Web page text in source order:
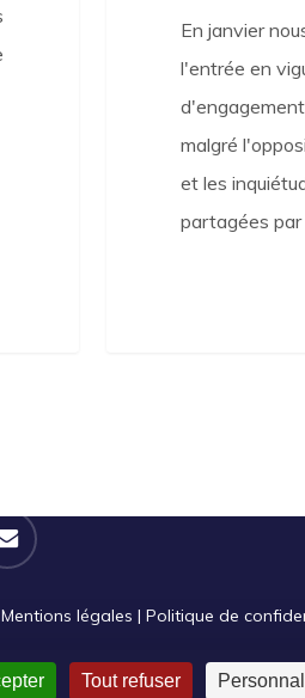
En janvier
l'entrée en
malgré
et les
partagées par
Mentions légales | Politique de
Tout refuser